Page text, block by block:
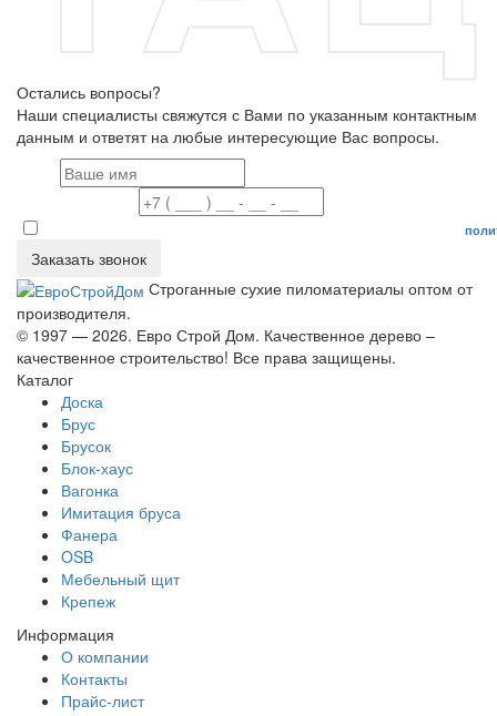
Остались вопросы?
Наши специалисты свяжутся с Вами по указанным контактным
данным и ответят на любые интересующие Вас вопросы.
Даю согласие на обработку персональных данных в соответствие с
Заказать звонок
Строганные сухие пиломатериалы оптом от
производителя.
© 1997 — 2026. Евро Строй Дом. Качественное дерево –
качественное строительство! Все права защищены.
Каталог
Доска
Брус
Брусок
Блок-хаус
Вагонка
Имитация бруса
Фанера
OSB
Мебельный щит
Крепеж
Информация
О компании
Контакты
Прайс-лист